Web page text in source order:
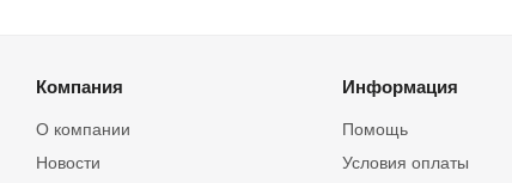
Компания
О компании
Новости
Информация
Помощь
Условия оплаты